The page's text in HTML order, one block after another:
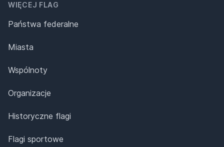
WIĘCEJ FLAG
Państwa federalne
Miasta
Wspólnoty
Organizacje
Historyczne flagi
Flagi sportowe